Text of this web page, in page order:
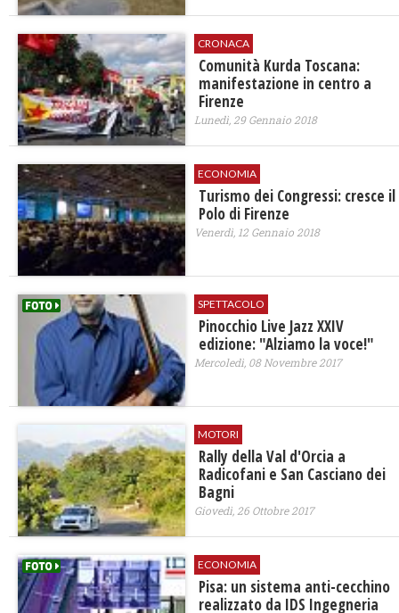
CRONACA
Comunità Kurda Toscana:
manifestazione in centro a
Firenze
Lunedì, 29 Gennaio 2018
ECONOMIA
Turismo dei Congressi: cresce il
Polo di Firenze
Venerdì, 12 Gennaio 2018
SPETTACOLO
Pinocchio Live Jazz XXIV
edizione: "Alziamo la voce!"
Mercoledì, 08 Novembre 2017
MOTORI
Rally della Val d'Orcia a
Radicofani e San Casciano dei
Bagni
Giovedì, 26 Ottobre 2017
ECONOMIA
Pisa: un sistema anti-cecchino
realizzato da IDS Ingegneria